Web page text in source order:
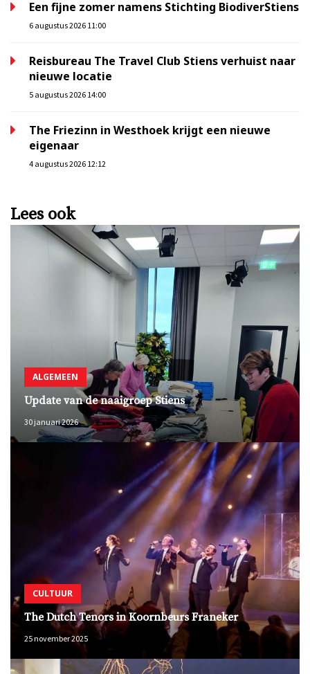
Een fijne zomer namens Stichting BiodiverStiens
6 augustus 2026 11:00
Reisbureau The Travel Club Stiens verhuist naar
nieuwe locatie
5 augustus 2026 14:00
The Friezinn in Westhoek krijgt een nieuwe
eigenaar
4 augustus 2026 12:12
Lees ook
ALGEMEEN
Update van de naaigroep Stiens
30 januari 2026
CULTUUR
The Dutch Tenors in Koornbeurs Franeker
25 november 2025